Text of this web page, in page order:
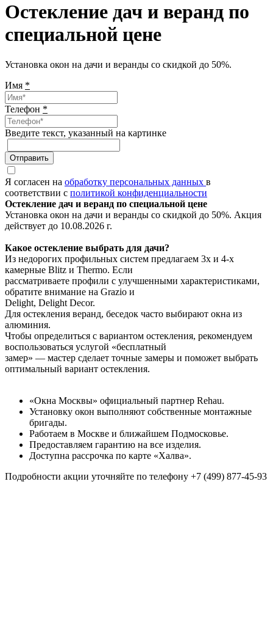
Остекление дач и веранд по
специальной цене
Установка окон на дачи и веранды со скидкой до 50%.
Имя *
Телефон *
Введите текcт, указанный на картинке
Отправить
Я согласен на обработку персональных данных в
соответствии с политикой конфиденциальности
Остекление дач и веранд по специальной цене
Установка окон на дачи и веранды со скидкой до 50%. Акция
действует до 10.08.2026 г.
Какое остекление выбрать для дачи?
Из недорогих профильных систем предлагаем 3х и 4-х
камерные Blitz и Thermo. Если
рассматриваете профили с улучшенными характеристиками,
обратите внимание на Grazio и
Delight, Delight Decor.
Для остекления веранд, беседок часто выбирают окна из
алюминия.
Чтобы определиться с вариантом остекления, рекомендуем
воспользоваться услугой «бесплатный
замер» — мастер сделает точные замеры и поможет выбрать
оптимальный вариант остекления.
«Окна Москвы» официальный партнер Rehau.
Установку окон выполняют собственные монтажные
бригады.
Работаем в Москве и ближайшем Подмосковье.
Предоставляем гарантию на все изделия.
Доступна рассрочка по карте «Халва».
Подробности акции уточняйте по телефону +7 (499) 877-45-93